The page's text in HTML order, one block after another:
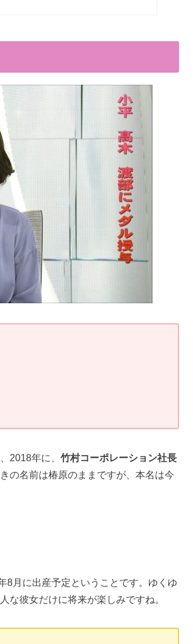
2018年に、 竹村コーポレーション社長
の名前は椿原のままですが、本名は今
8月に出産予定ということです。ゆくゆ
な彼女だけに将来が楽しみですね。